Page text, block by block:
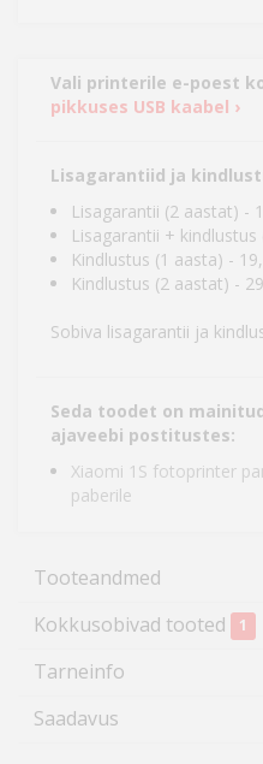
Vali printerile e-poest
pikkuses USB kaabel ›
Lisagarantiid ja
Lisagarantii (2 aastat) -
Lisagarantii +
Kindlustus (1 aasta) -
Kindlustus (2 aastat) -
Sobiva lisagarantii ja
Seda toodet on
ajaveebi postitustes:
Xiaomi 1S fotoprinter
paberile
Tooteandmed
Kokkusobivad tooted
1
Tarneinfo
Saadavus